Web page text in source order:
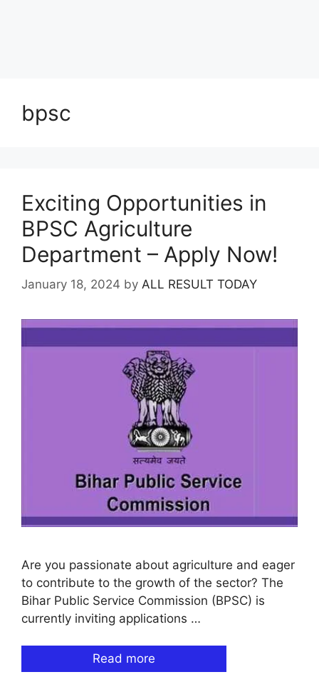
bpsc
Exciting Opportunities in
BPSC Agriculture
Department – Apply Now!
January 18, 2024 by ALL RESULT TODAY
Are you passionate about agriculture and eager
to contribute to the growth of the sector? The
Bihar Public Service Commission (BPSC) is
currently inviting applications …
Read more